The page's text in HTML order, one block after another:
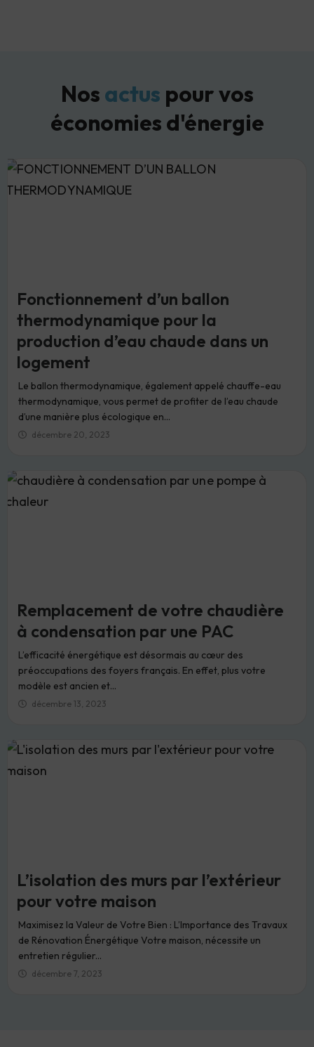
Nos actus pour vos
économies d'énergie
Fonctionnement d’un ballon
thermodynamique pour la
production d’eau chaude dans un
logement
Le ballon thermodynamique, également appelé chauffe-eau
thermodynamique, vous permet de profiter de l’eau chaude
d’une manière plus écologique en...
décembre 20, 2023
Remplacement de votre chaudière
à condensation par une PAC
L’efficacité énergétique est désormais au cœur des
préoccupations des foyers français. En effet, plus votre
modèle est ancien et...
décembre 13, 2023
L’isolation des murs par l’extérieur
pour votre maison
Maximisez la Valeur de Votre Bien : L’Importance des Travaux
de Rénovation Énergétique Votre maison, nécessite un
entretien régulier...
décembre 7, 2023